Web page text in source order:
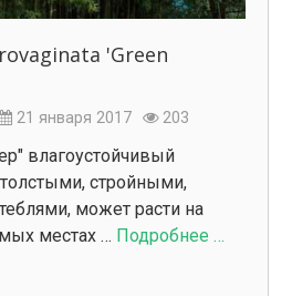
'Green
21 января 2017 203
влагоустойчивый
стройными,
может расти на
местах … Подробнее …